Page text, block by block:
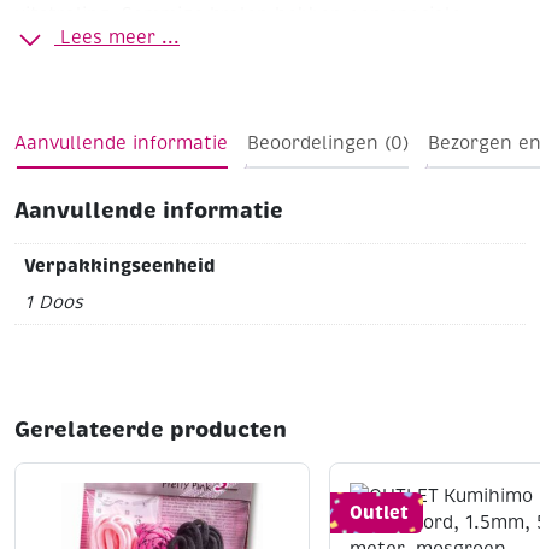
iriserende coating gekregen waardoor er een extra
4 mm (artikelnummers 301301 t/m 301389)
Lees meer ...
Aanvullende informatie Beoordelingen (0) Bezorgen
Aanvullende informatie
Verpakkingseenheid
1 Doos
Gerelateerde producten
Outlet